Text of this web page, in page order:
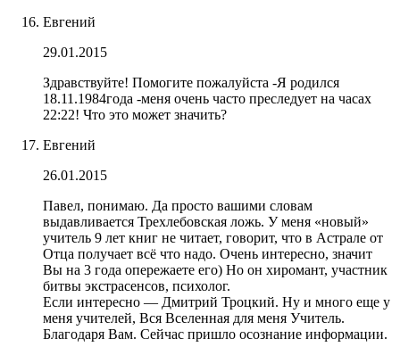
Евгений
29.01.2015
Здравствуйте! Помогите пожалуйста -Я родился
18.11.1984года -меня очень часто преследует на часах
22:22! Что это может значить?
Евгений
26.01.2015
Павел, понимаю. Да просто вашими словам
выдавливается Трехлебовская ложь. У меня «новый»
учитель 9 лет книг не читает, говорит, что в Астрале от
Отца получает всё что надо. Очень интересно, значит
Вы на 3 года опережаете его) Но он хиромант, участник
битвы экстрасенсов, психолог.
Если интересно — Дмитрий Троцкий. Ну и много еще у
меня учителей, Вся Вселенная для меня Учитель.
Благодаря Вам. Сейчас пришло осознание информации.